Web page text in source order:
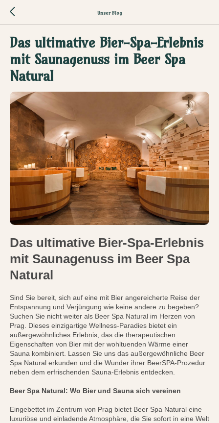
Unser Blog
Das ultimative Bier-Spa-Erlebnis
mit Saunagenuss im Beer Spa
Natural
Das ultimative Bier-Spa-Erlebnis
mit Saunagenuss im Beer Spa
Natural
Sind Sie bereit, sich auf eine mit Bier angereicherte Reise der
Entspannung und Verjüngung wie keine andere zu begeben?
Suchen Sie nicht weiter als Beer Spa Natural im Herzen von
Prag. Dieses einzigartige Wellness-Paradies bietet ein
außergewöhnliches Erlebnis, das die therapeutischen
Eigenschaften von Bier mit der wohltuenden Wärme einer
Sauna kombiniert. Lassen Sie uns das außergewöhnliche Beer
Spa Natural erkunden und die Wunder ihrer BeerSPA-Prozedur
neben dem erfrischenden Sauna-Erlebnis entdecken.
Beer Spa Natural: Wo Bier und Sauna sich vereinen
Eingebettet im Zentrum von Prag bietet Beer Spa Natural eine
luxuriöse und einladende Atmosphäre, die Sie sofort in eine Welt